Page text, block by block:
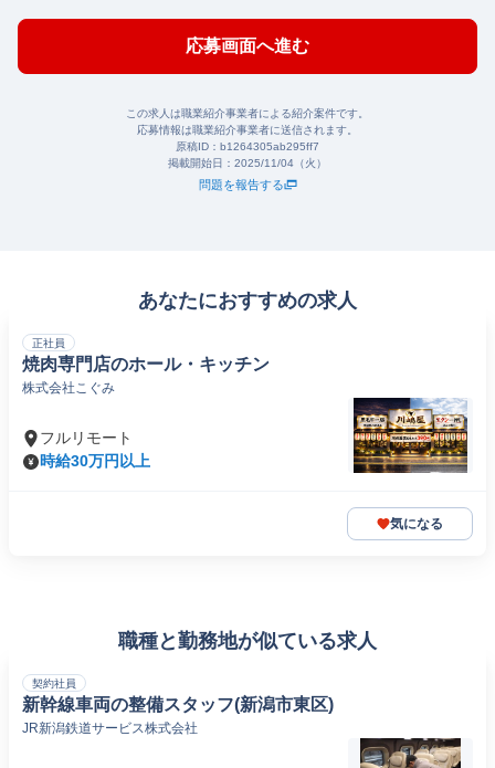
応募画面へ進む
この求人は職業紹介事業者による紹介案件です。
応募情報は職業紹介事業者に送信されます。
原稿ID： b1264305ab295ff7
掲載開始日： 2025/11/04（火）
問題を報告する
あなたにおすすめの求人
正社員
焼肉専門店のホール・キッチン
株式会社こぐみ
フルリモート
時給30万円以上
気になる
職種と勤務地が似ている求人
契約社員
新幹線車両の整備スタッフ(新潟市東区)
JR新潟鉄道サービス株式会社